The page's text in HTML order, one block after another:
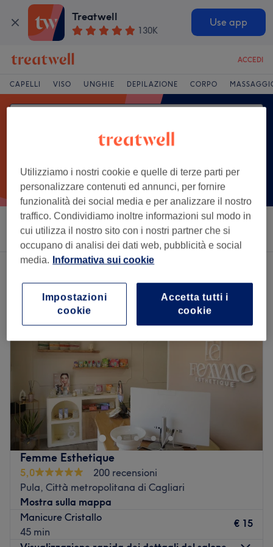
Treatwell
130K
Use app
ACCEDI
CAPELLI VISO UNGHIE DEPILAZIONE CORPO
Ordina per Saloni Offerte Express Valutazione
Un salone che offre:manicure a Pula, Città metropolitana di Cagliari
Femme Esthetique
5,0
200 recensioni
Pula, Città metropolitana di Cagliari
Mostra sulla mappa
Manicure Cristallo
45 min
€ 15
Utilizziamo i nostri cookie e quelle di terze parti per
personalizzare contenuti ed annunci, per fornire
funzionalità dei social media e per analizzare il nostro
traffico. Condividiamo inoltre informazioni sul modo in
cui utilizza il nostro sito con i nostri partner che si
occupano di analisi dei dati web, pubblicità e social
media. Informativa sui cookie
Accetta tutti i
cookie
Impostazioni
cookie